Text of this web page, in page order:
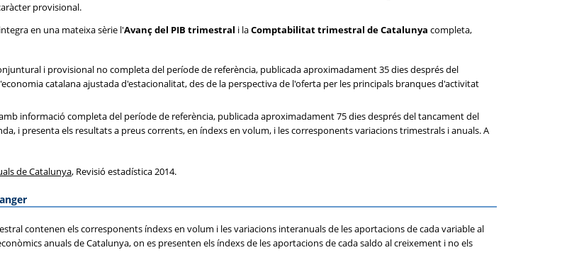
provisional.
en una mateixa sèrie l'Avanç del PIB trimestral i laComptabilitat trimestral de Catalunya completa,
i provisional no completa del període de referència, publicada aproximadament 35 dies després del
catalana ajustada d'estacionalitat, des de la perspectiva de l'oferta per les principals branques d'activitat
informació completa del període de referència, publicada aproximadament 75 dies després del tancament del
i presenta els resultats a preus corrents, en índexs en volum, i les corresponents variacions trimestrals i anuals. A
de Catalunya, Revisió estadística 2014.
contenen els corresponents índexs en volum i les variacions interanuals de les aportacions de cada variable al
anuals de Catalunya, on es presenten els índexs de les aportacions de cada saldo al creixement i no els